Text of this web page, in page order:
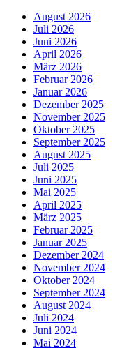
August 2026
Juli 2026
Juni 2026
April 2026
März 2026
Februar 2026
Januar 2026
Dezember 2025
November 2025
Oktober 2025
September 2025
August 2025
Juli 2025
Juni 2025
Mai 2025
April 2025
März 2025
Februar 2025
Januar 2025
Dezember 2024
November 2024
Oktober 2024
September 2024
August 2024
Juli 2024
Juni 2024
Mai 2024